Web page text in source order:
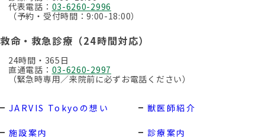
代表電話： 03-6260-2996
（予約・受付時間：9:00-18:00）
救命・救急診療（24時間対応）
24時間・365日
直通電話： 03-6260-2997
（緊急時専用／来院前に必ずお電話ください）
JARVIS Tokyoの想い 獣医師紹介
施設案内 診療案内